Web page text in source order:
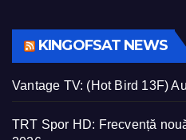
KINGOFSAT NEWS
Vantage TV: (Hot Bird 13F)
TRT Spor HD: Frecvență